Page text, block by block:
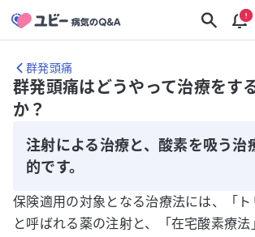
群発頭痛
群発頭痛はどうやって治療をす
か？
注射による治療と、酸素を吸う治
的です。
保険適用の対象となる治療法には、「ト
と呼ばれる薬の注射と、「在宅酸素療